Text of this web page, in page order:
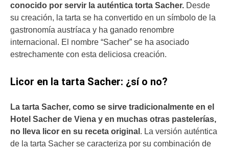
conocido por servir la auténtica torta Sacher. Desde
su creación, la tarta se ha convertido en un símbolo de la
gastronomía austríaca y ha ganado renombre
internacional. El nombre “Sacher” se ha asociado
estrechamente con esta deliciosa creación.
Licor en la tarta Sacher: ¿sí o no?
La tarta Sacher, como se sirve tradicionalmente en el
Hotel Sacher de Viena y en muchas otras pastelerías,
no lleva licor en su receta original . La versión auténtica
de la tarta Sacher se caracteriza por su combinación de